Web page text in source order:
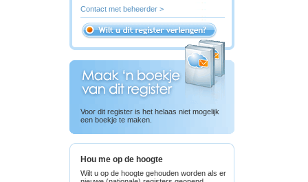
Contact met beheerder >
Voor dit register is het helaas niet mogelijk
een boekje te maken.
Hou me op de hoogte
Wilt u op de hoogte gehouden worden als er